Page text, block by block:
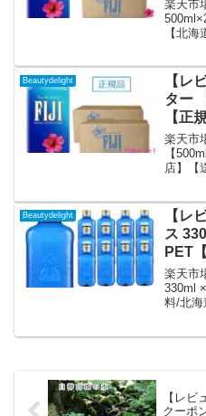
5の商
ルウ
ジー/
｜価
め
楽天市
【北
リカ
素/ケ
込み
ー11件
方法ま
Beautydelight
【レ
ター
【正
海道
FIJI
ータ
カ水/
｜価
め
楽天市
【
店】【
海外
ーター
料込み
ュー1
法まと
Beautydelight
【レ
ス
PET
離島
ラス
求め
水/お
ポイ
楽天市
330ml
料/北海
込み・
【レビ
クーポ